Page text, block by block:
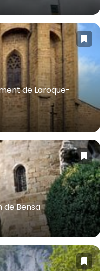
de Laroque-
de Bensa